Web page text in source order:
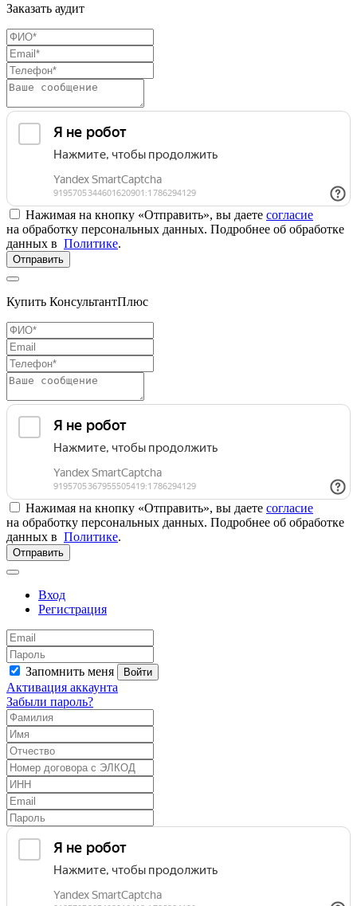
Заказать аудит
Нажимая на кнопку «Отправить», вы даете согласие
на обработку персональных данных. Подробнее об обработке
данных в Политике.
Отправить
Купить КонсультантПлюс
Нажимая на кнопку «Отправить», вы даете согласие
на обработку персональных данных. Подробнее об обработке
данных в Политике.
Отправить
Вход
Регистрация
Запомнить меня Войти
Активация аккаунта
Забыли пароль?